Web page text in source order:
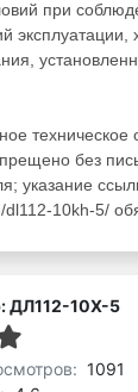
при
эксплуатации,
техническое
без
указание
10kh-5/
ДЛ112-10Х-5
1091